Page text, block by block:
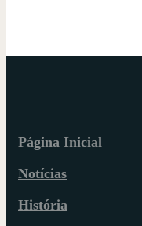
Página Inicial
Notícias
História